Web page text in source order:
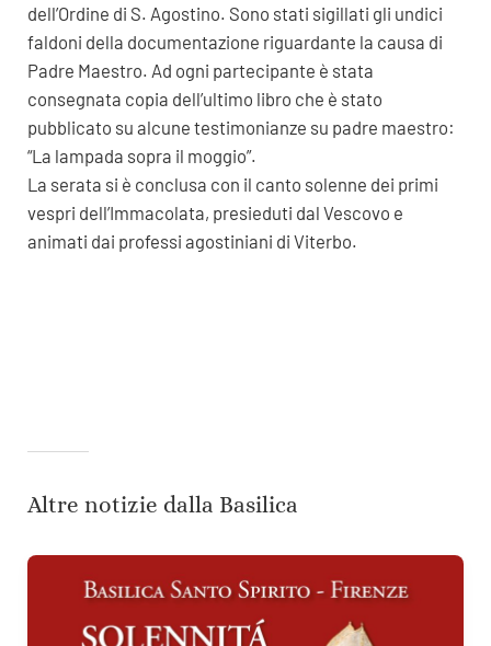
dell’Ordine di S. Agostino. Sono stati sigillati gli undici
faldoni della documentazione riguardante la causa di
Padre Maestro. Ad ogni partecipante è stata
consegnata copia dell’ultimo libro che è stato
pubblicato su alcune testimonianze su padre maestro:
“La lampada sopra il moggio”.
La serata si è conclusa con il canto solenne dei primi
vespri dell’Immacolata, presieduti dal Vescovo e
animati dai professi agostiniani di Viterbo.
Altre notizie dalla Basilica